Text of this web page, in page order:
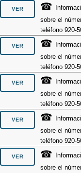
☎
sobre el
teléfono 920-
☎
sobre el
teléfono 920-
☎
sobre el
teléfono 920-
☎
sobre el
teléfono 920-
☎
sobre el